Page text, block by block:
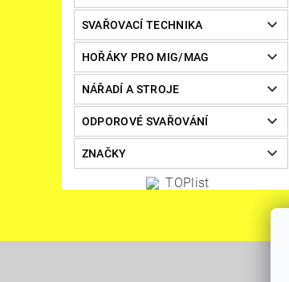
SVAŘOVACÍ TECHNIKA
HOŘÁKY PRO MIG/MAG
NÁŘADÍ A STROJE
ODPOROVÉ SVAŘOVÁNÍ
ZNAČKY